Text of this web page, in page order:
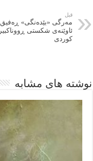
قبل
مەرگی «بێدەنگی» ڕەفیق
ئاوێنەی شکستی
کوردی
نوشته های مشابه